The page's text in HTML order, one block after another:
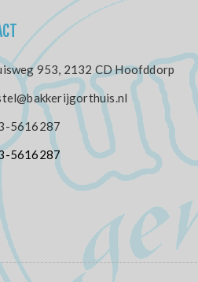
953, 2132 CD Hoofddorp
5616287
5616287